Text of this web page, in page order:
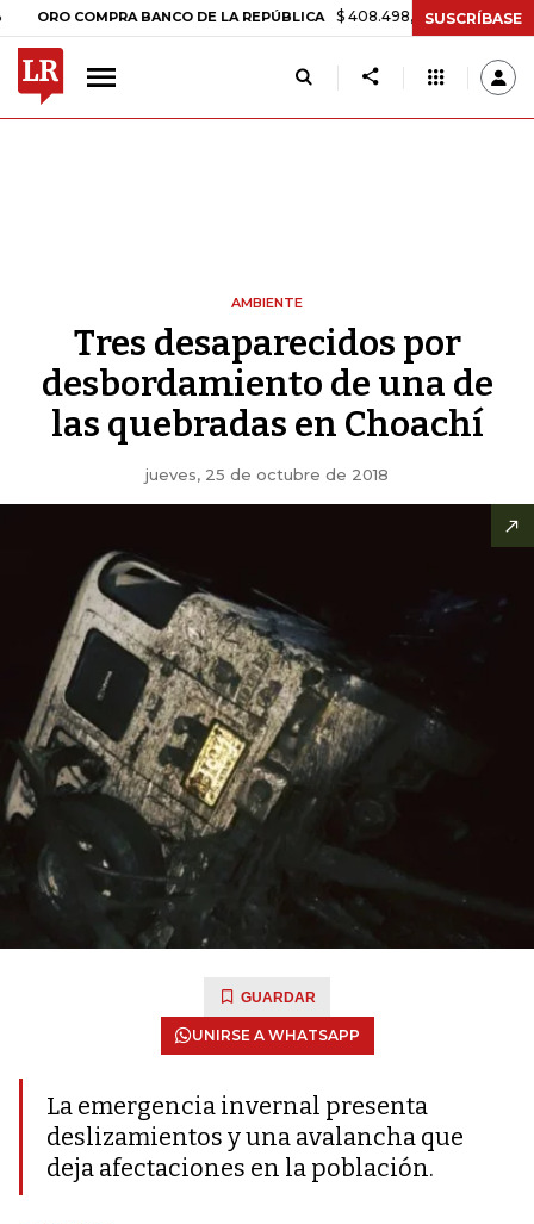
COMPRA BANCO DE LA REPÚBLICA $ 408.498,97 +$ 8.753,81 +2,19%
SUSCRÍBASE
AMBIENTE
Tres desaparecidos por
desbordamiento de una de
las quebradas en Choachí
jueves, 25 de octubre de 2018
GUARDAR
UNIRSE A WHATSAPP
La emergencia invernal presenta
deslizamientos y una avalancha que
deja afectaciones en la población.